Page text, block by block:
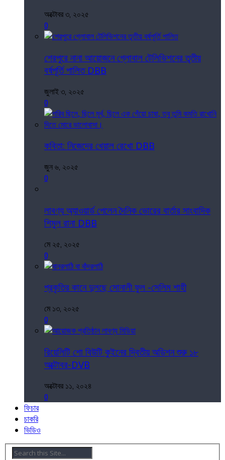
অক্টোবর ৩, ২০২৫
0
শেরপুরে নানা আয়োজনে গ্লোবাল টেলিভিশনের তৃতীয়
বর্ষপূর্তি পালিত DBB
জুলাই ৩, ২০২৫
0
কবিতা: নিজেদের খেয়াল রেখো DBB
জুন ৬, ২০২৫
0
লাবণ্য অ্যাওয়ার্ড পেলেন দৈনিক ভোরের বার্তার সাংবাদিক
শিমুল রানা DBB
মে ২৫, ২০২৫
0
প্রকৃতির কানে দুলছে সোনালী ফুল -সেলিম শাহী
মে ১৩, ২০২৫
0
রিয়েলিটি শো বিউটি কুইনের দ্বিতীয় অডিশন শুরু ১৮
অক্টোবর-DVB
অক্টোবর ১১, ২০২৪
0
ফিচার
চাকরি
ভিডিও